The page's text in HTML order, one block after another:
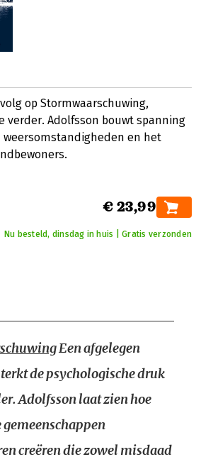
op Stormwaarschuwing,
verder. Adolfsson bouwt spanning
weersomstandigheden en het
€ 23,99
Nu besteld, dinsdag in huis | Gratis verzonden
Een afgelegen
de psychologische druk
Adolfsson laat zien hoe
creëren die zowel misdaad